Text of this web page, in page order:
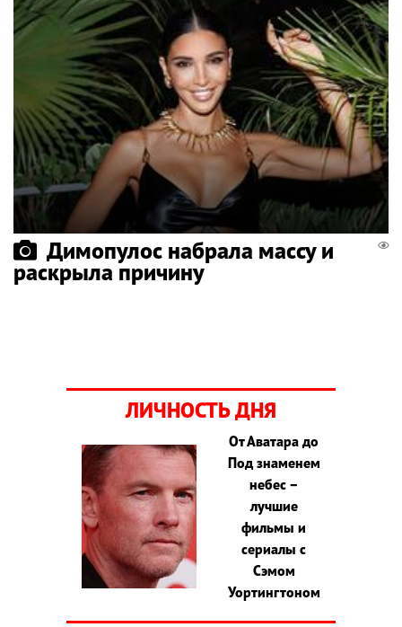
Димопулос набрала массу и
раскрыла причину
ЛИЧНОСТЬ ДНЯ
От Аватара до
Под знаменем
небес –
лучшие
фильмы и
сериалы с
Сэмом
Уортингтоном